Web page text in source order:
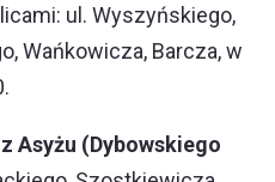
ul. Wyszyńskiego,
Wańkowicza, Barcza, w
Asyżu (Dybowskiego